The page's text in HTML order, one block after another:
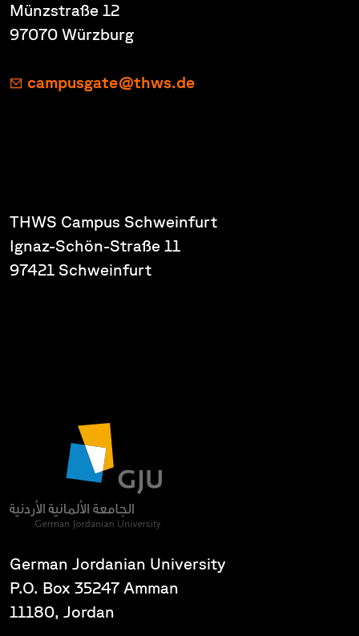
Münzstraße 12
97070 Würzburg
campusgate@thws.de
THWS Campus Schweinfurt
Ignaz-Schön-Straße 11
97421 Schweinfurt
German Jordanian University
P.O. Box 35247 Amman
11180, Jordan